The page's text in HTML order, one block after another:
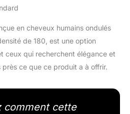
en cheveux humains ondulés
de 180, est une option
ceux qui recherchent élégance et
ce que ce produit a à offrir.
comment cette